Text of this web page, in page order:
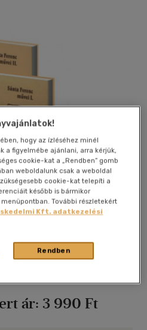
ár: 3 990 Ft
hogy az ízléséhez minél
a figyelmébe ajánlani, arra kérjük,
cookie-kat a „Rendben” gomb
weboldalunk csak a weboldal
cookie-kat telepíti a
később is bármikor
További részletekért
Kft. adatkezelési
Rendben